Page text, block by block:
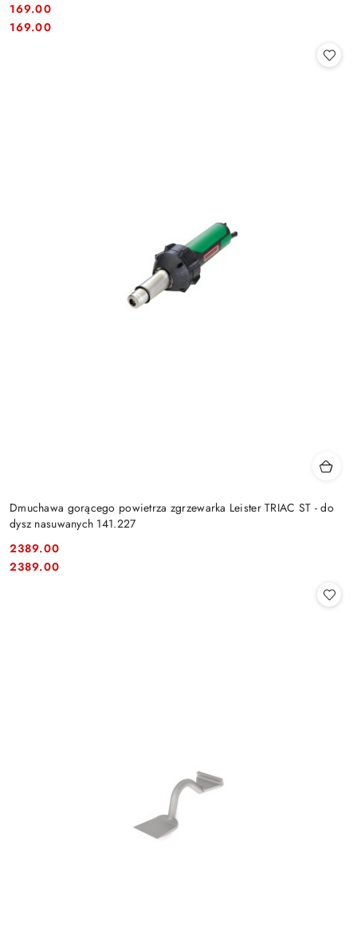
Cena:
169.00
Cena:
169.00
Dmuchawa gorącego powietrza zgrzewarka Leister TRIAC ST - do
dysz nasuwanych 141.227
Cena:
2389.00
Cena:
2389.00